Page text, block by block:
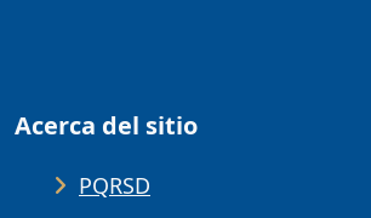
Acerca del sitio
PQRSD